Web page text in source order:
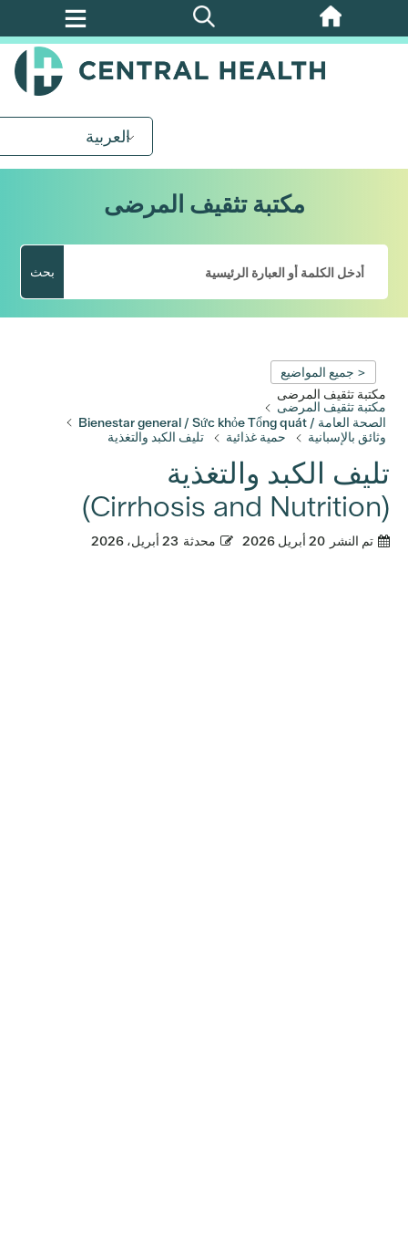
تخطي
العربية
مكتبة تثقيف المرضى
بحث
< جميع المواضيع
مكتبة تثقيف المرضى
مكتبة تثقيف المرضى
الصحة العامة / Bienestar general / Sức khỏe Tổng quát
وثائق بالإسبانية
حمية غذائية تليف الكبد والتغذية
تليف الكبد والتغذية
(Cirrhosis and Nutrition)
تم النشر 20 أبريل 2026 محدثة 23 أبريل، 2026